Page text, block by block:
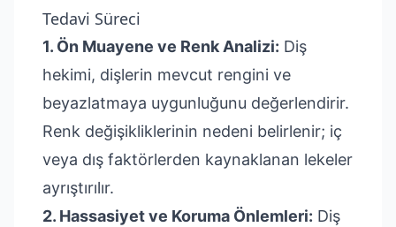
Tedavi Süreci
1. Ön Muayene ve Renk Analizi: Diş
hekimi, dişlerin mevcut rengini ve
beyazlatmaya uygunluğunu değerlendirir.
Renk değişikliklerinin nedeni belirlenir; iç
veya dış faktörlerden kaynaklanan lekeler
ayrıştırılır.
2. Hassasiyet ve Koruma Önlemleri: Diş